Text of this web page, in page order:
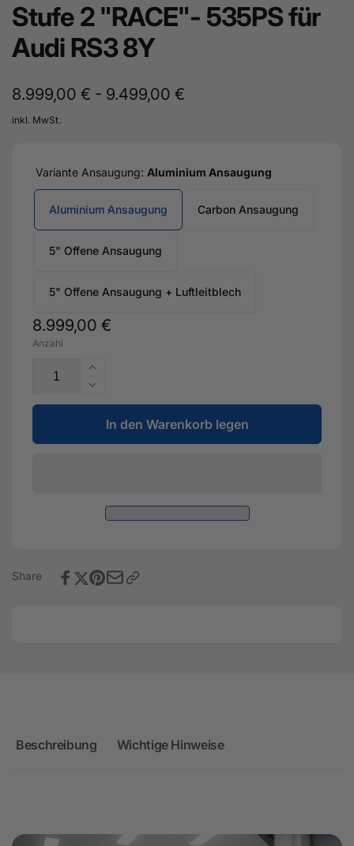
Stufe 2 "RACE"- 535PS für
Audi RS3 8Y
8.999,00 € - 9.499,00 €
inkl. MwSt.
Variante Ansaugung: Aluminium Ansaugung
Aluminium Ansaugung Carbon Ansaugung
5" Offene Ansaugung
5" Offene Ansaugung + Luftleitblech
Normaler
Preis
8.999,00 €
Anzahl
Erhöhe
die
Menge
für
Stufe
für
Audi
Verringere
die
Menge
für
535PS
für
8Y
In den Warenkorb legen
Share
Beschreibung Wichtige Hinweise